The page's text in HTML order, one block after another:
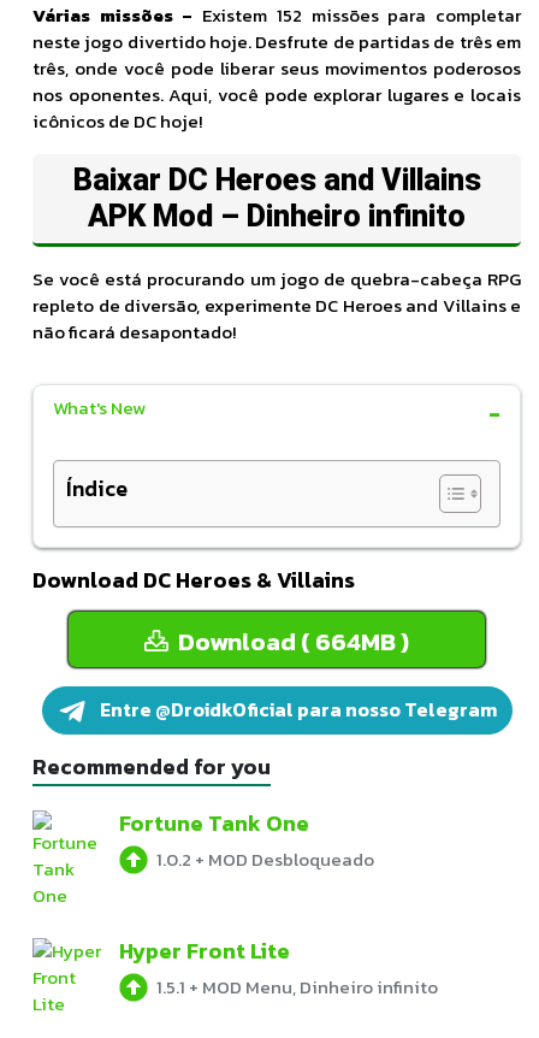
Várias missões – Existem 152 missões para completar
neste jogo divertido hoje. Desfrute de partidas de três em
três, onde você pode liberar seus movimentos poderosos
nos oponentes. Aqui, você pode explorar lugares e locais
icônicos de DC hoje!
Baixar DC Heroes and Villains
APK Mod – Dinheiro infinito
Se você está procurando um jogo de quebra-cabeça RPG
repleto de diversão, experimente DC Heroes and Villains e
não ficará desapontado!
What's New
Índice
Download DC Heroes & Villains
Download ( 664MB )
Entre @DroidkOficial para nosso Telegram
Recommended for you
Fortune Tank One
1.0.2 + MOD Desbloqueado
Hyper Front Lite
1.5.1 + MOD Menu, Dinheiro infinito